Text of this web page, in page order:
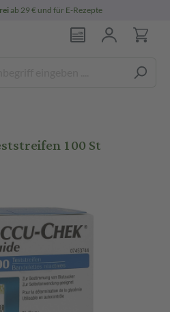
ab 29 € und für E-Rezepte
100 St